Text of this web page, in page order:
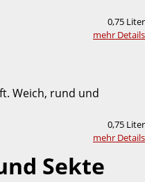
0,75 Liter
mehr Details
Weich, rund und
0,75 Liter
mehr Details
Sekte